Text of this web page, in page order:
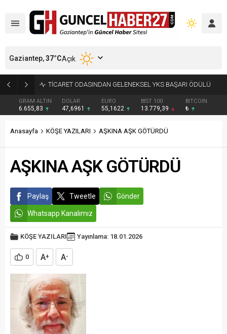
GAZİANTEP’TE FİLİSTİN KONVOYU COŞKUYLA KARŞILANDI
GRAM ALTIN
6.655,83
DOLAR
47,6961
EURO
55,1622
BIST 100
13.779,39
BITCOIN
₺
Gaziantep,37°CAçık
Anasayfa KÖŞE YAZILARI AŞKINA AŞK GÖTÜRDÜ
AŞKINA AŞK GÖTÜRDÜ
Paylaş Tweetle Gönder
Whatsapp Kanalımız
KÖŞE YAZILARI Yayınlama: 18.01.2026
0 A+ A-